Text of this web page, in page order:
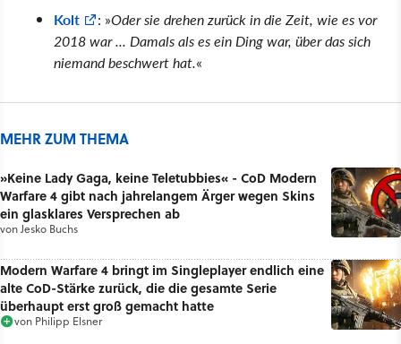
Kolt
: Oder sie drehen zurück in die Zeit, wie es vor
2018 war ... Damals als es ein Ding war, über das sich
niemand beschwert hat.
MEHR ZUM THEMA
»Keine Lady Gaga, keine Teletubbies« - CoD Modern
Warfare 4 gibt nach jahrelangem Ärger wegen Skins
ein glasklares Versprechen ab
vonJesko Buchs
Modern Warfare 4 bringt im Singleplayer endlich eine
alte CoD-Stärke zurück, die die gesamte Serie
überhaupt erst groß gemacht hatte
von Philipp Elsner